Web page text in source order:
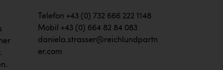
Telefon +43 (0) 732 666 222 1148
Mobil +43 (0) 664 82 84 083
daniela.strasser@reichlundpartn
er.com